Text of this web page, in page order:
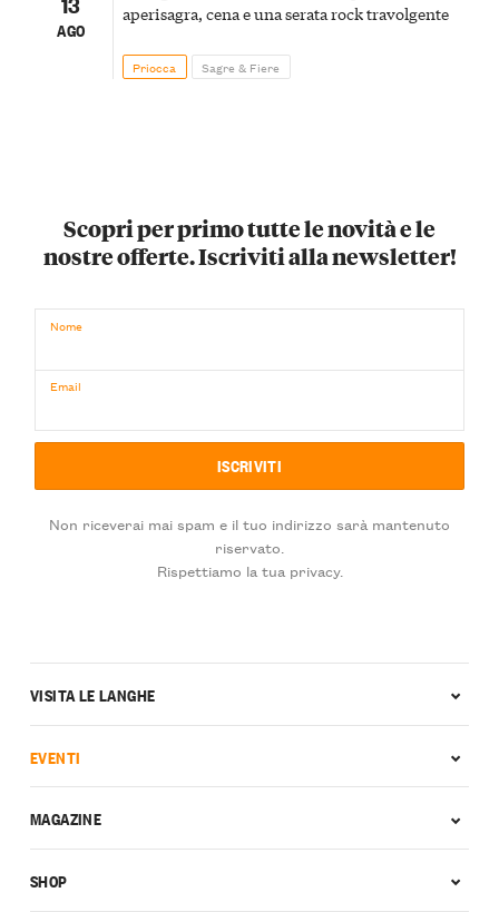
AGO
aperisagra, cena e una serata rock travolgente
Priocca Sagre & Fiere
Scopri per primo tutte le novità e le
nostre offerte. Iscriviti alla newsletter!
Nome
Email
Non riceverai mai spam e il tuo indirizzo sarà mantenuto
riservato.
Rispettiamo la tua privacy.
VISITA LE LANGHE
EVENTI
MAGAZINE
SHOP